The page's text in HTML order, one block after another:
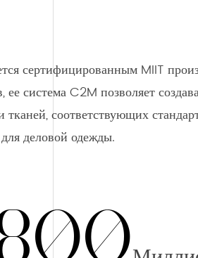
сертифицированным MIIT
система C2M позволяет
соответствующих
деловой одежды.